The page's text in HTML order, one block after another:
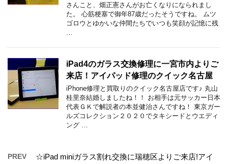
さんこと、畑正憲さんがお亡くなりになられまし
た。 心筋梗塞で御年87歳だったそうですね。 ムツ
ゴロウとゆかいな仲間たちでいつも笑顔が記憶に残
iPad4のガラス交換修理に一宮市内よりご
来店！アイパッド修理のクイック名古屋
iPhone修理と買取りのクイック名古屋店です♪ 丸山
桂里奈結婚しましたね！！ お相手は元サッカー日本
代表ＧＫで解説者の本並健治さんですね！ 東京ガー
ルズコレクション２０２０でタキシードとウエディ
ング …
PREV
☆iPad miniガラス割れ交換に瑞穂区よりご来店!アイ